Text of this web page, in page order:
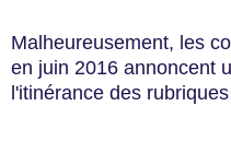
Malheureusement, les
en juin 2016 annoncent
l'itinérance des